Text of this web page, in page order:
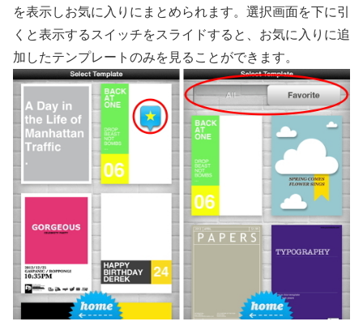
を表示しお気に入りにまとめられます。選択画面を下に引
くと表示するスイッチをスライドすると、お気に入りに追
加したテンプレートのみを見ることができます。